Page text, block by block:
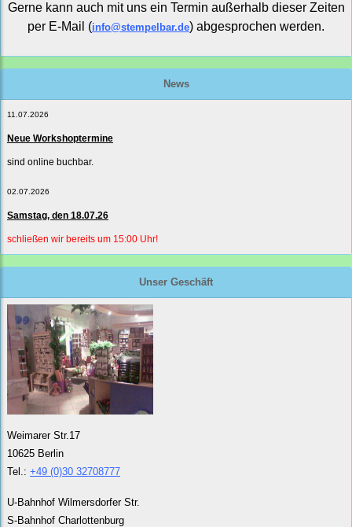
Gerne kann auch mit uns ein Termin außerhalb dieser Zeiten
per E-Mail (info@stempelbar.de) abgesprochen werden.
News
11.07.2026
Neue Workshoptermine
sind online buchbar.
02.07.2026
Samstag, den 18.07.26
schließen wir bereits um 15:00 Uhr!
Unser Geschäft
Weimarer Str.17
10625 Berlin
Tel.: +49 (0)30 32708777
U-Bahnhof Wilmersdorfer Str.
S-Bahnhof Charlottenburg